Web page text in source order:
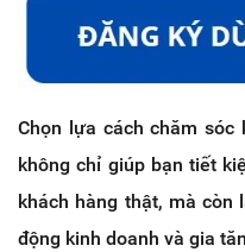
Chọn lựa cách chăm sóc
không chỉ giúp bạn tiết
khách hàng thật, mà còn
động kinh doanh và gia